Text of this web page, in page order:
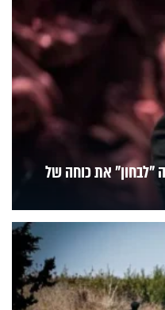
"לבחון" את כוחה של